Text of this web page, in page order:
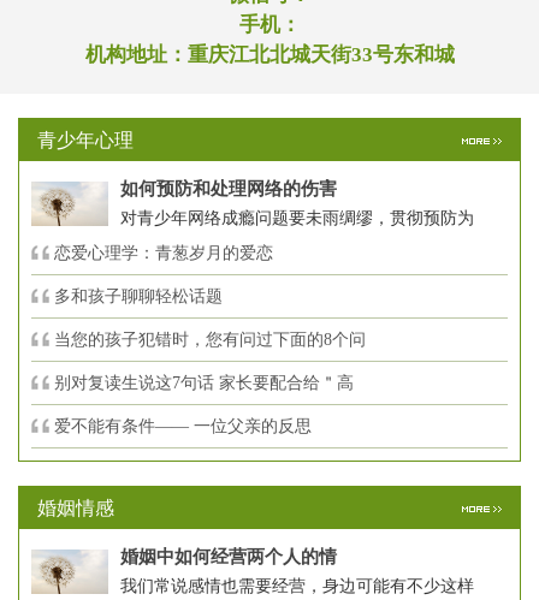
手机：
机构地址： 重庆江北北城天街33号东和城
青少年心理
如何预防和处理网络的伤害
对青少年网络成瘾问题要未雨绸缪，贯彻预防为
恋爱心理学：青葱岁月的爱恋
多和孩子聊聊轻松话题
当您的孩子犯错时，您有问过下面的8个问
别对复读生说这7句话 家长要配合给＂高
爱不能有条件—— 一位父亲的反思
婚姻情感
婚姻中如何经营两个人的情
我们常说感情也需要经营，身边可能有不少这样